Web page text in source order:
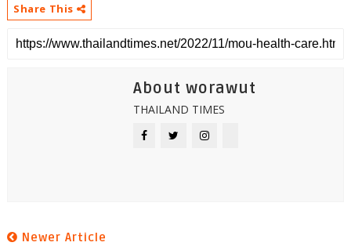
Share This
About worawut
THAILAND TIMES
Newer Article